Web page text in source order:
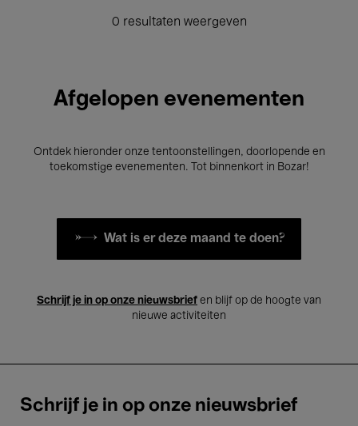
0 resultaten weergeven
Afgelopen evenementen
Ontdek hieronder onze tentoonstellingen, doorlopende en
toekomstige evenementen. Tot binnenkort in Bozar!
Wat is er deze maand te doen?
Schrijf je in op onze nieuwsbrief en blijf op de hoogte van
nieuwe activiteiten
Schrijf je in op onze nieuwsbrief